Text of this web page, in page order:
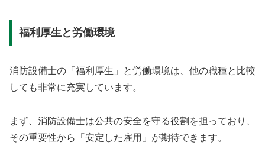
福利厚生と労働環境
消防設備士の「福利厚生」と労働環境は、他の職種と比較
しても非常に充実しています。
まず、消防設備士は公共の安全を守る役割を担っており、
その重要性から「安定した雇用」が期待できます。